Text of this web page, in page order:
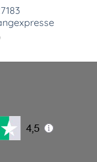
5,99.
Huidige
is: